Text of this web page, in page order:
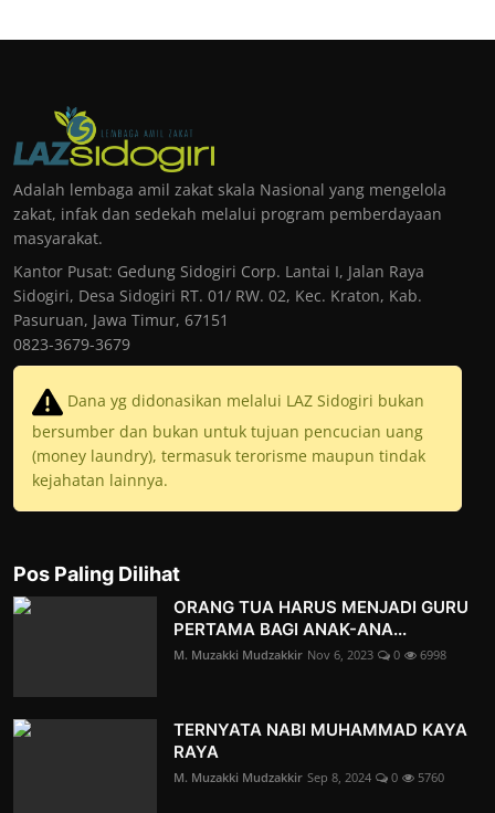
Adalah lembaga amil zakat skala Nasional yang mengelola
zakat, infak dan sedekah melalui program pemberdayaan
masyarakat.
Kantor Pusat: Gedung Sidogiri Corp. Lantai I, Jalan Raya
Sidogiri, Desa Sidogiri RT. 01/ RW. 02, Kec. Kraton, Kab.
Pasuruan, Jawa Timur, 67151
0823-3679-3679
Dana yg didonasikan melalui LAZ Sidogiri bukan
bersumber dan bukan untuk tujuan pencucian uang
(money laundry), termasuk terorisme maupun tindak
kejahatan lainnya.
Pos Paling Dilihat
ORANG TUA HARUS MENJADI GURU
PERTAMA BAGI ANAK-ANA...
M. Muzakki Mudzakkir Nov 6, 2023 0 6998
TERNYATA NABI MUHAMMAD KAYA
RAYA
M. Muzakki Mudzakkir Sep 8, 2024 0 5760